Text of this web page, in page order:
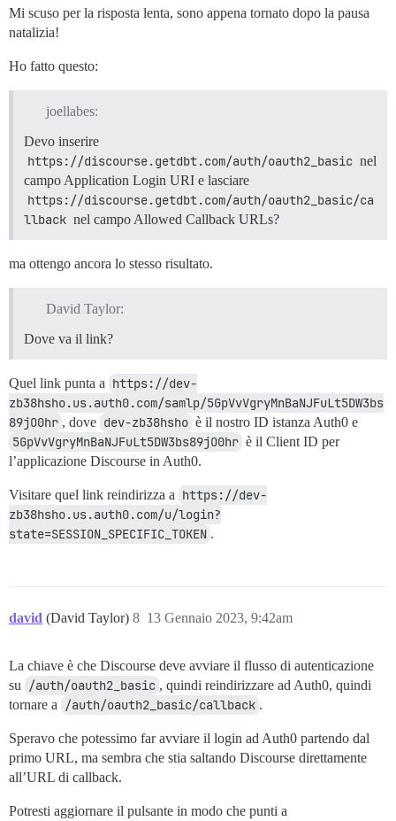
Mi scuso per la risposta lenta, sono appena tornato dopo la pausa
natalizia!
Ho fatto questo:
joellabes:
Devo inserire
https://discourse.getdbt.com/auth/oauth2_basic nel
campo Application Login URI e lasciare
https://discourse.getdbt.com/auth/oauth2_basic/ca
llback nel campo Allowed Callback URLs?
ma ottengo ancora lo stesso risultato.
David Taylor:
Dove va il link?
Quel link punta a https://dev-
zb38hsho.us.auth0.com/samlp/5GpVvVgryMnBaNJFuLt5DW3bs
89jO0hr , dove dev-zb38hsho è il nostro ID istanza Auth0 e
5GpVvVgryMnBaNJFuLt5DW3bs89jO0hr è il Client ID per
l’applicazione Discourse in Auth0.
Visitare quel link reindirizza a https://dev-
zb38hsho.us.auth0.com/u/login?
state=SESSION_SPECIFIC_TOKEN .
david (David Taylor) 13 Gennaio 2023, 9:42am
8
La chiave è che Discourse deve avviare il flusso di autenticazione
su
/auth/oauth2_basic , quindi reindirizzare ad Auth0, quindi
tornare a
/auth/oauth2_basic/callback .
Speravo che potessimo far avviare il login ad Auth0 partendo dal
primo URL, ma sembra che stia saltando Discourse direttamente
all’URL di callback.
Potresti aggiornare il pulsante in modo che punti a